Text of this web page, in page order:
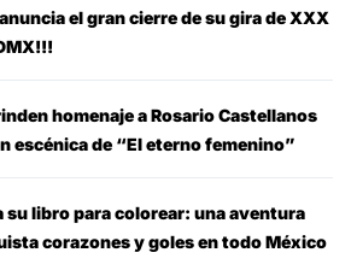
anuncia el gran cierre de su gira de XXX
homenaje a Rosario Castellanos
escénica de “El eterno femenino”
su libro para colorear: una aventura
corazones y goles en todo México